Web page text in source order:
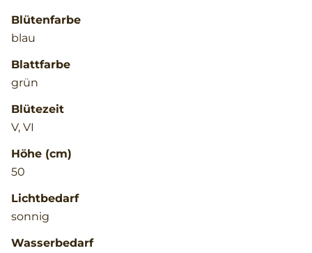
Blütenfarbe
blau
Blattfarbe
grün
Blütezeit
V, VI
Höhe (cm)
50
Lichtbedarf
sonnig
Wasserbedarf